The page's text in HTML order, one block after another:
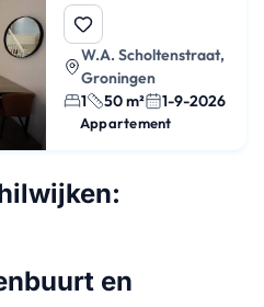
W.A. Scholtenstraat,
Groningen
1
50 m² 1-9-2026
Appartement
en